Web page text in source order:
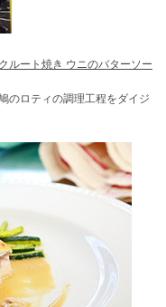
ルート焼き ウニのバターソー
のロティの調理工程をダイジ